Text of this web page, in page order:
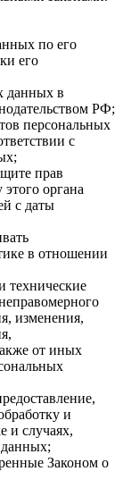
по его
его
данных в
РФ;
персональных
с
прав
органа
с даты
в отношении
технические
изменения,
от иных
и
и случаях,
Законом о